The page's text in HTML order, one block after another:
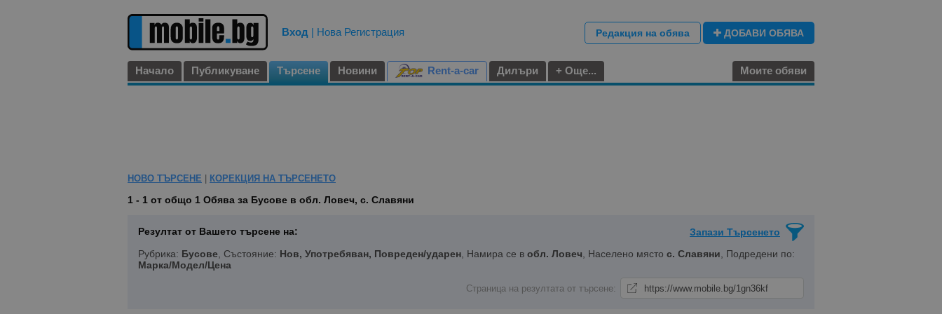
Вход | Нова Регистрация Редакция на обява ДОБАВИ ОБЯВА
Начало Публикуване Търсене Новини Rent-a-car Дилъри + Още... Моите обяви
НОВО ТЪРСЕНЕ КОРЕКЦИЯ НА ТЪРСЕНЕТО
1 - 1 от общо 1 Обява за Бусове в обл. Ловеч, с. Славяни
Резултат от Вашето търсене на:
Запази Търсенето
Рубрика: Бусове, Състояние: Нов, Употребяван, Повреден/ударен, Намира се в обл. Ловеч, Населено място с. Славяни, Подредени по:
Марка/Модел/Цена
Страница на резултата от търсене: